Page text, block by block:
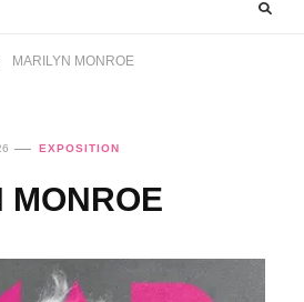
MARILYN MONROE
EXPOSITION
MONROE